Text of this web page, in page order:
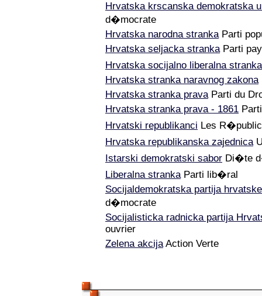
Hrvatska krscanska demokratska
d�mocrate
Hrvatska narodna strankaParti
Hrvatska seljacka strankaParti
Hrvatska socijalno liberalna stranka
Hrvatska stranka naravnog zakona
Hrvatska stranka pravaParti du
Hrvatska stranka prava - 1861
Hrvatski republikanci Les
Hrvatska republikanska zajednica
Istarski demokratski sabor Di�te
Liberalna strankaParti lib�ral
Socijaldemokratska partija hrvatske
d�mocrate
Socijalisticka radnicka partija
ouvrier
Zelena akcijaAction Verte